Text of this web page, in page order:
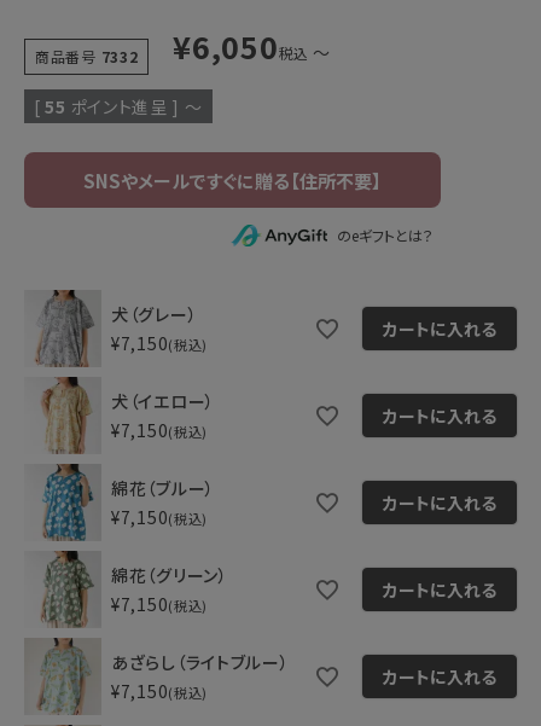
商品番号 7332 ¥6,050税込 〜
[ 55 ポイント進呈 ] 〜
のeギフトとは？
犬（グレー）
¥7,150 税込
カートに入れる
犬（イエロー）
¥7,150 税込
カートに入れる
綿花（ブルー）
¥7,150 税込
カートに入れる
綿花（グリーン）
¥7,150 税込
カートに入れる
あざらし（ライトブルー）
¥7,150 税込
カートに入れる